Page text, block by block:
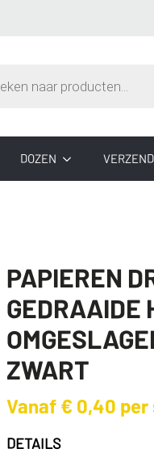
DOZEN
PAPIEREN
GEDRAAIDE
ZWART
Vanaf € 0,40 per
DETAILS